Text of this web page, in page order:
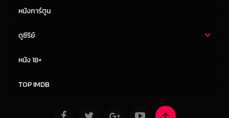
หนังการ์ตูน
ดูซีรีย์
หนัง 18+
TOP IMDB